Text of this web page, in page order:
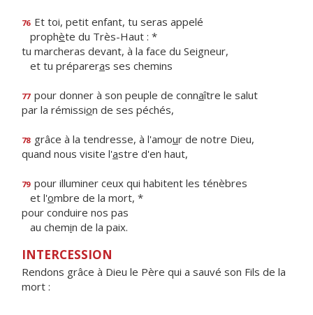
76 Et toi, petit enfant, tu seras appelé
prophète du Très-Haut : *
tu marcheras devant, à la face du Seigneur,
et tu prépareras ses chemins
77 pour donner à son peuple de connaître le salut
par la rémission de ses péchés,
78 grâce à la tendresse, à l'amour de notre Dieu,
quand nous visite l'astre d'en haut,
79 pour illuminer ceux qui habitent les ténèbres
et l'ombre de la mort, *
pour conduire nos pas
au chemin de la paix.
INTERCESSION
Rendons grâce à Dieu le Père qui a sauvé son Fils de la
mort :